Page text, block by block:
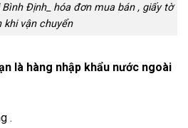
Định_ hóa đơn mua bán , giấy tờ
khi vận chuyển
là hàng nhập khẩu nước ngoài
.